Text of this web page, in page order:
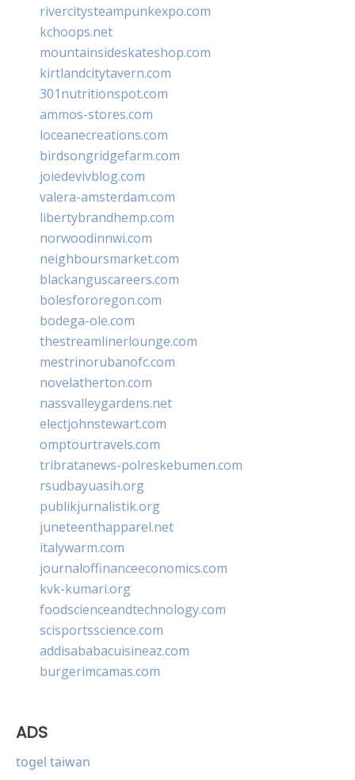
rivercitysteampunkexpo.com
kchoops.net
mountainsideskateshop.com
kirtlandcitytavern.com
301nutritionspot.com
ammos-stores.com
loceanecreations.com
birdsongridgefarm.com
joiedevivblog.com
valera-amsterdam.com
libertybrandhemp.com
norwoodinnwi.com
neighboursmarket.com
blackanguscareers.com
bolesfororegon.com
bodega-ole.com
thestreamlinerlounge.com
mestrinorubanofc.com
novelatherton.com
nassvalleygardens.net
electjohnstewart.com
omptourtravels.com
tribratanews-polreskebumen.com
rsudbayuasih.org
publikjurnalistik.org
juneteenthapparel.net
italywarm.com
journaloffinanceeconomics.com
kvk-kumari.org
foodscienceandtechnology.com
scisportsscience.com
addisababacuisineaz.com
burgerimcamas.com
ADS
togel taiwan